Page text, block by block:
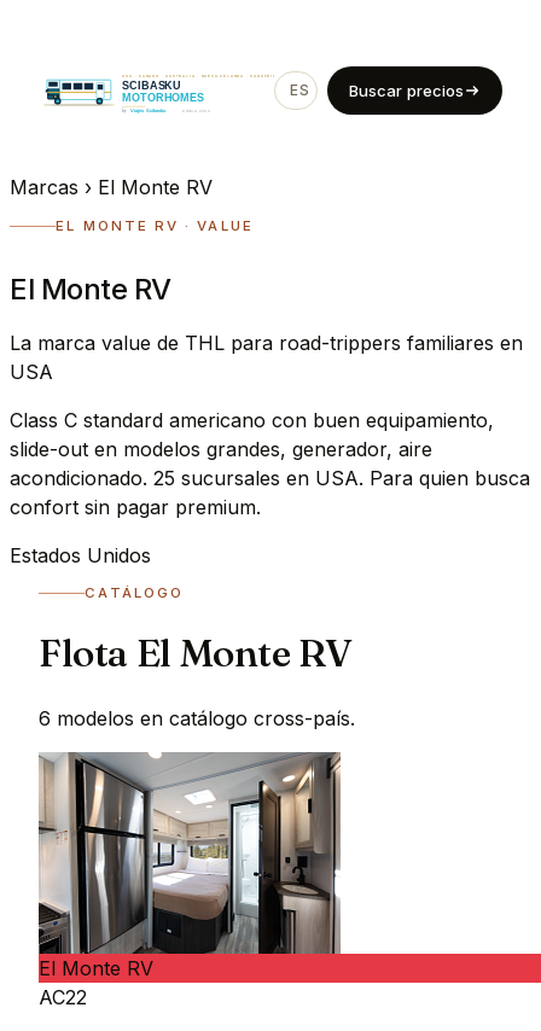
ES EN
Buscar precios
Marcas › El Monte RV
EL MONTE RV · VALUE
El Monte RV
La marca value de THL para road-trippers familiares en
USA
Class C standard americano con buen equipamiento,
slide-out en modelos grandes, generador, aire
acondicionado. 25 sucursales en USA. Para quien busca
confort sin pagar premium.
Estados Unidos
CATÁLOGO
Flota El Monte RV
6 modelos en catálogo cross-país.
El Monte RV
AC22